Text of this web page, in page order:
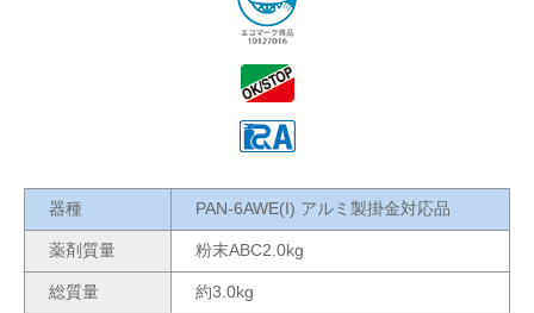
器種 PAN-6AWE(I) アルミ製掛金対応品
薬剤質量 粉末ABC2.0kg
総質量 約3.0kg